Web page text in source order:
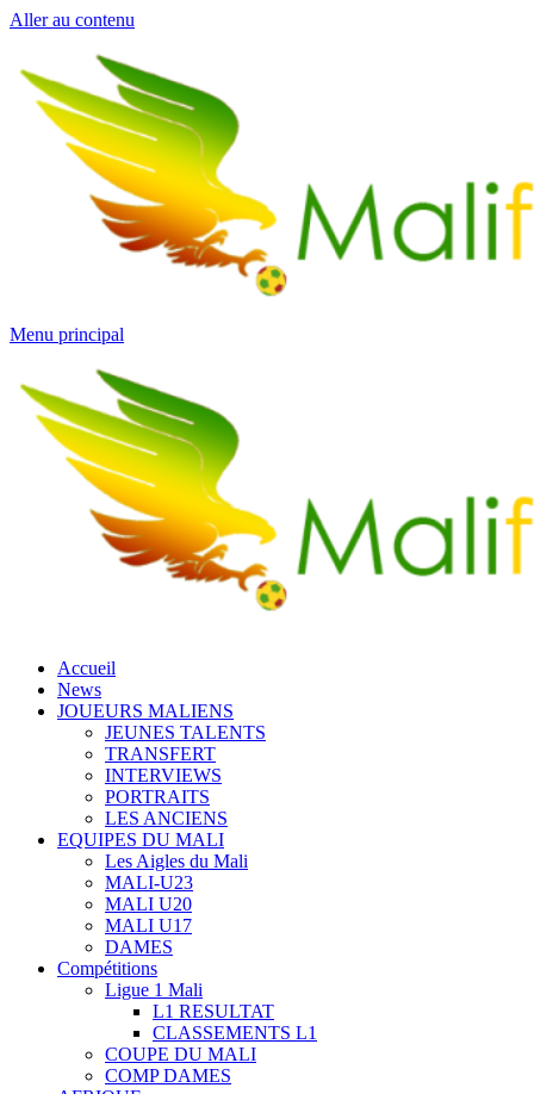
Aller au contenu
Menu principal
Accueil
News
JOUEURS MALIENS
JEUNES TALENTS
TRANSFERT
INTERVIEWS
PORTRAITS
LES ANCIENS
EQUIPES DU MALI
Les Aigles du Mali
MALI-U23
MALI U20
MALI U17
DAMES
Compétitions
Ligue 1 Mali
L1 RESULTAT
CLASSEMENTS L1
COUPE DU MALI
COMP DAMES